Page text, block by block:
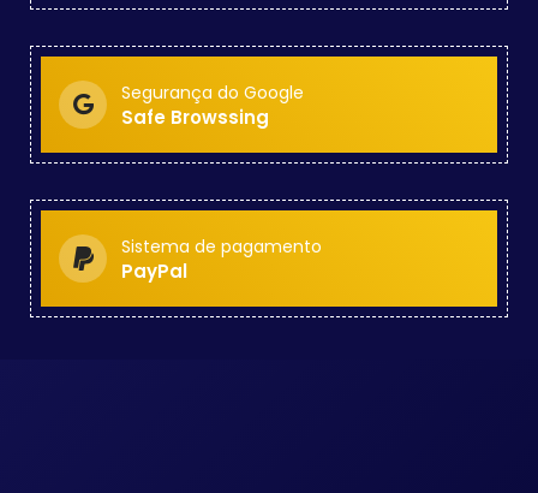
Segurança do Google
Safe Browssing
Sistema de pagamento
PayPal